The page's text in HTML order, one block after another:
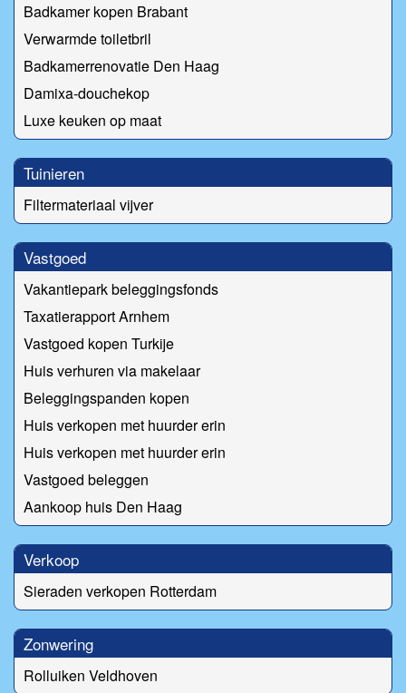
Badkamer kopen Brabant
Verwarmde toiletbril
Badkamerrenovatie Den Haag
Damixa-douchekop
Luxe keuken op maat
Tuinieren
Filtermateriaal vijver
Vastgoed
Vakantiepark beleggingsfonds
Taxatierapport Arnhem
Vastgoed kopen Turkije
Huis verhuren via makelaar
Beleggingspanden kopen
Huis verkopen met huurder erin
Huis verkopen met huurder erin
Vastgoed beleggen
Aankoop huis Den Haag
Verkoop
Sieraden verkopen Rotterdam
Zonwering
Rolluiken Veldhoven